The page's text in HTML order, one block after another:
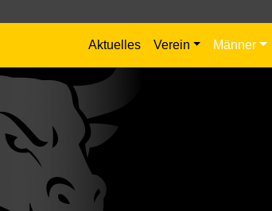
Aktuelles Verein Männer